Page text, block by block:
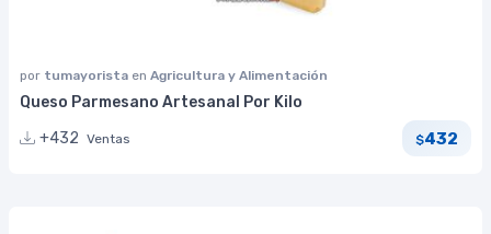
por tumayorista en Agricultura y Alimentación
Queso Parmesano Artesanal Por Kilo
+432 Ventas $432